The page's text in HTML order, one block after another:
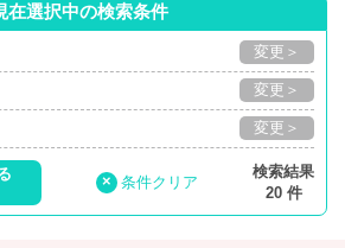
在選択中の検索条件
変更＞
変更＞
変更＞
× 条件クリア
検索結果
20 件